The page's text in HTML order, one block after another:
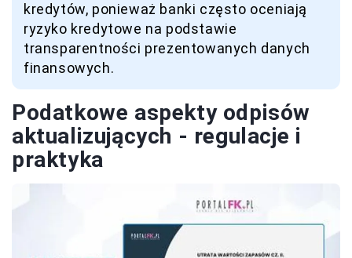
kredytów, ponieważ banki często oceniają
ryzyko kredytowe na podstawie
transparentności prezentowanych danych
finansowych.
Podatkowe aspekty odpisów
aktualizujących - regulacje i
praktyka